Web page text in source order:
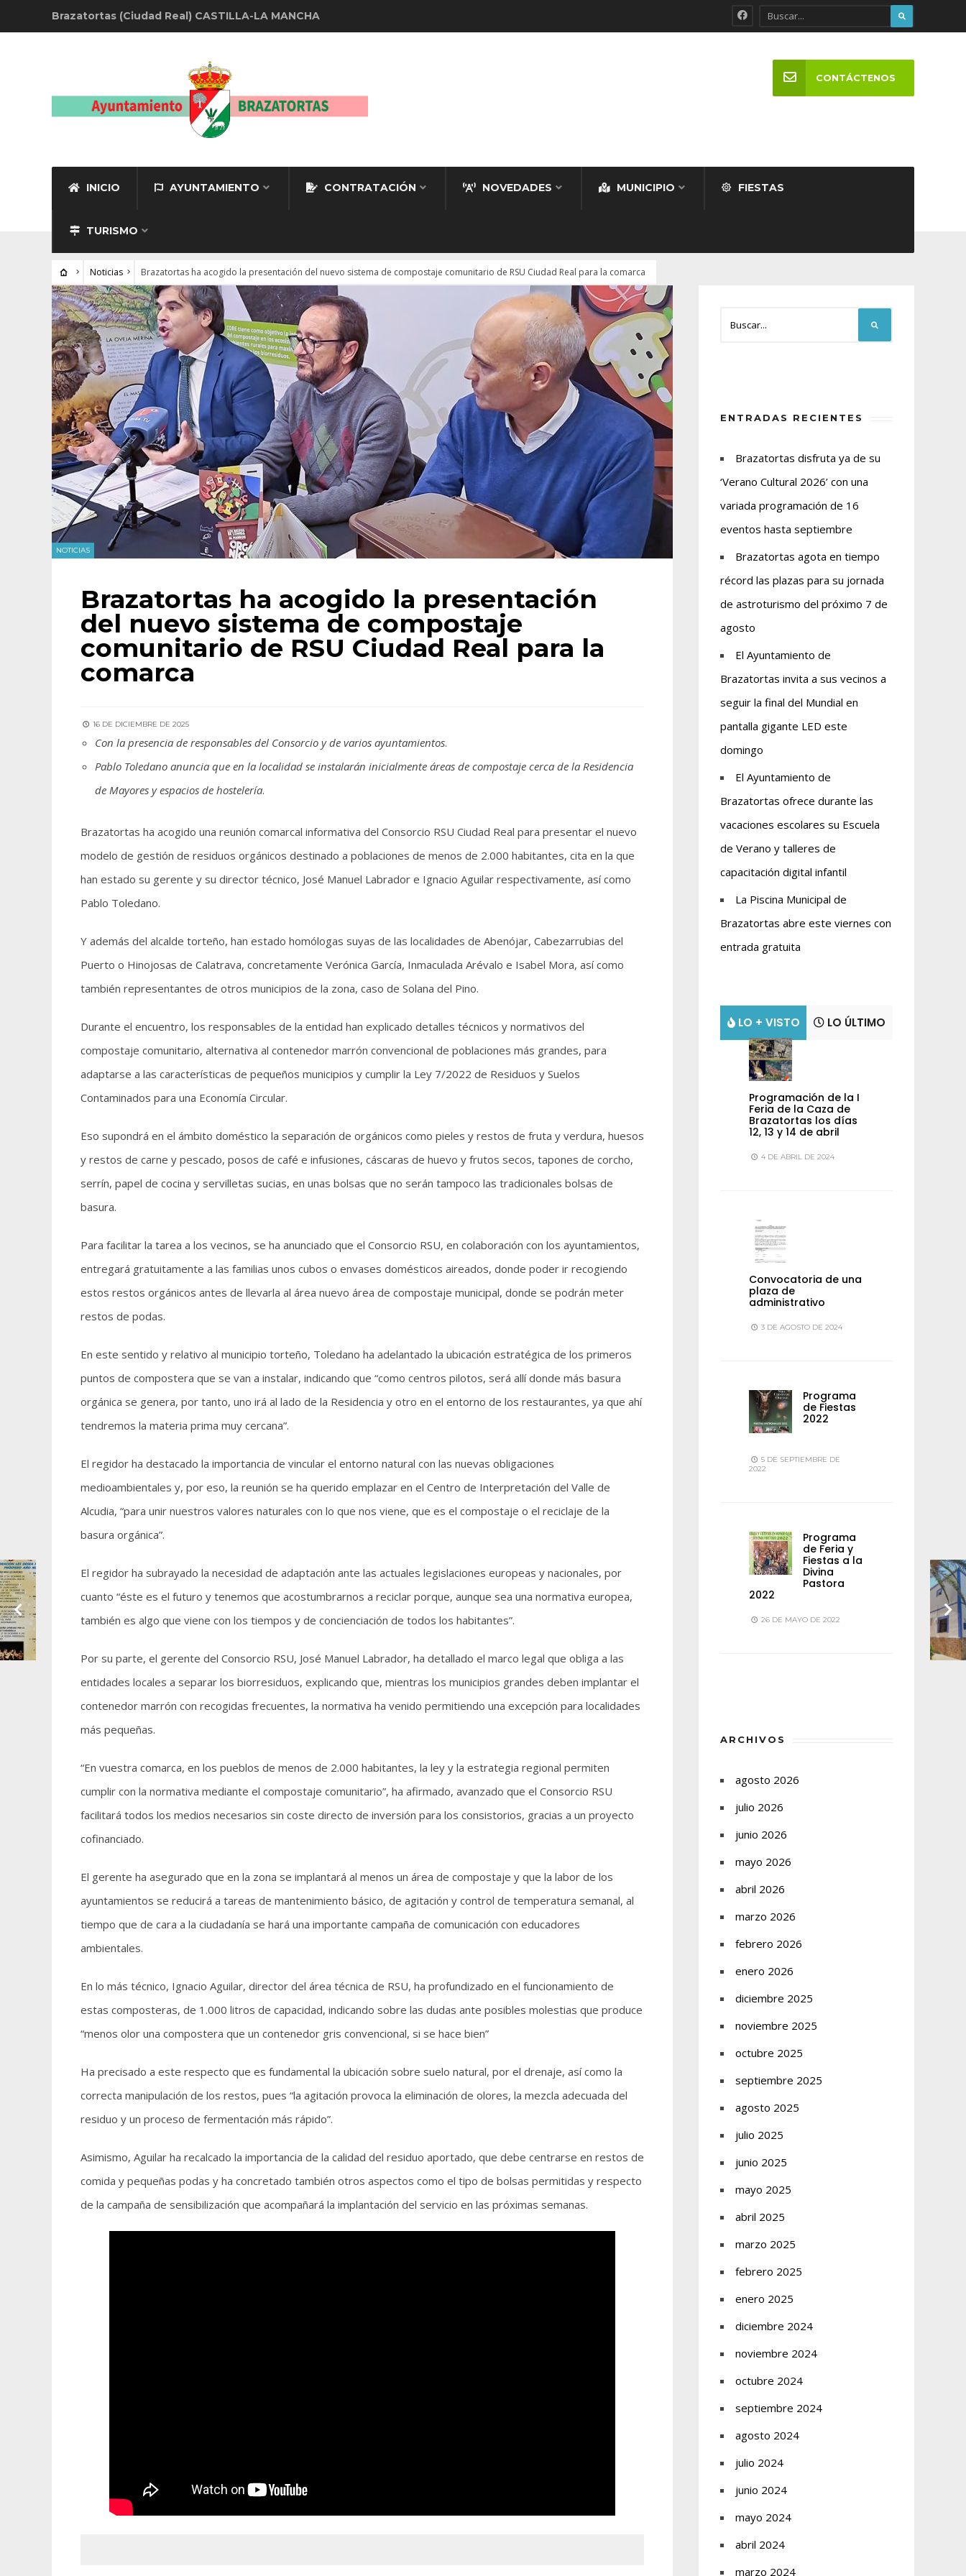
Brazatortas (Ciudad Real) CASTILLA-LA MANCHA
INICIO AYUNTAMIENTO CONTRATACIÓN NOVEDADES MUNICIPIO FIESTAS
TURISMO
CONTÁCTENOS
Noticias Brazatortas ha acogido la presentación del nuevo sistema de compostaje comunitario de RSU Ciudad Real para la comarca
NOTICIAS
Brazatortas ha acogido la presentación
del nuevo sistema de compostaje
comunitario de RSU Ciudad Real para la
comarca
16 DE DICIEMBRE DE 2025
Con la presencia de responsables del Consorcio y de varios ayuntamientos.
Pablo Toledano anuncia que en la localidad se instalarán inicialmente áreas de compostaje cerca de la Residencia
de Mayores y espacios de hostelería.
Brazatortas ha acogido una reunión comarcal informativa del Consorcio RSU Ciudad Real para presentar el nuevo
modelo de gestión de residuos orgánicos destinado a poblaciones de menos de 2.000 habitantes, cita en la que
han estado su gerente y su director técnico, José Manuel Labrador e Ignacio Aguilar respectivamente, así como
Pablo Toledano.
Y además del alcalde torteño, han estado homólogas suyas de las localidades de Abenójar, Cabezarrubias del
Puerto o Hinojosas de Calatrava, concretamente Verónica García, Inmaculada Arévalo e Isabel Mora, así como
también representantes de otros municipios de la zona, caso de Solana del Pino.
Durante el encuentro, los responsables de la entidad han explicado detalles técnicos y normativos del
compostaje comunitario, alternativa al contenedor marrón convencional de poblaciones más grandes, para
adaptarse a las características de pequeños municipios y cumplir la Ley 7/2022 de Residuos y Suelos
Contaminados para una Economía Circular.
Eso supondrá en el ámbito doméstico la separación de orgánicos como pieles y restos de fruta y verdura, huesos
y restos de carne y pescado, posos de café e infusiones, cáscaras de huevo y frutos secos, tapones de corcho,
serrín, papel de cocina y servilletas sucias, en unas bolsas que no serán tampoco las tradicionales bolsas de
basura.
Para facilitar la tarea a los vecinos, se ha anunciado que el Consorcio RSU, en colaboración con los ayuntamientos,
entregará gratuitamente a las familias unos cubos o envases domésticos aireados, donde poder ir recogiendo
estos restos orgánicos antes de llevarla al área nuevo área de compostaje municipal, donde se podrán meter
restos de podas.
En este sentido y relativo al municipio torteño, Toledano ha adelantado la ubicación estratégica de los primeros
puntos de compostera que se van a instalar, indicando que “como centros pilotos, será allí donde más basura
orgánica se genera, por tanto, uno irá al lado de la Residencia y otro en el entorno de los restaurantes, ya que ahí
tendremos la materia prima muy cercana”.
El regidor ha destacado la importancia de vincular el entorno natural con las nuevas obligaciones
medioambientales y, por eso, la reunión se ha querido emplazar en el Centro de Interpretación del Valle de
Alcudia, “para unir nuestros valores naturales con lo que nos viene, que es el compostaje o el reciclaje de la
basura orgánica”.
El regidor ha subrayado la necesidad de adaptación ante las actuales legislaciones europeas y nacionales, por
cuanto “éste es el futuro y tenemos que acostumbrarnos a reciclar porque, aunque sea una normativa europea,
también es algo que viene con los tiempos y de concienciación de todos los habitantes”.
Por su parte, el gerente del Consorcio RSU, José Manuel Labrador, ha detallado el marco legal que obliga a las
entidades locales a separar los biorresiduos, explicando que, mientras los municipios grandes deben implantar el
contenedor marrón con recogidas frecuentes, la normativa ha venido permitiendo una excepción para localidades
más pequeñas.
“En vuestra comarca, en los pueblos de menos de 2.000 habitantes, la ley y la estrategia regional permiten
cumplir con la normativa mediante el compostaje comunitario”, ha afirmado, avanzado que el Consorcio RSU
facilitará todos los medios necesarios sin coste directo de inversión para los consistorios, gracias a un proyecto
cofinanciado.
El gerente ha asegurado que en la zona se implantará al menos un área de compostaje y que la labor de los
ayuntamientos se reducirá a tareas de mantenimiento básico, de agitación y control de temperatura semanal, al
tiempo que de cara a la ciudadanía se hará una importante campaña de comunicación con educadores
ambientales.
En lo más técnico, Ignacio Aguilar, director del área técnica de RSU, ha profundizado en el funcionamiento de
estas composteras, de 1.000 litros de capacidad, indicando sobre las dudas ante posibles molestias que produce
“menos olor una compostera que un contenedor gris convencional, si se hace bien”
Ha precisado a este respecto que es fundamental la ubicación sobre suelo natural, por el drenaje, así como la
correcta manipulación de los restos, pues “la agitación provoca la eliminación de olores, la mezcla adecuada del
residuo y un proceso de fermentación más rápido”.
Asimismo, Aguilar ha recalcado la importancia de la calidad del residuo aportado, que debe centrarse en restos de
comida y pequeñas podas y ha concretado también otros aspectos como el tipo de bolsas permitidas y respecto
de la campaña de sensibilización que acompañará la implantación del servicio en las próximas semanas.
ENTRADAS RECIENTES
Brazatortas disfruta ya de su
‘Verano Cultural 2026’ con una
variada programación de 16
eventos hasta septiembre
Brazatortas agota en tiempo
récord las plazas para su jornada
de astroturismo del próximo 7 de
agosto
El Ayuntamiento de
Brazatortas invita a sus vecinos a
seguir la final del Mundial en
pantalla gigante LED este
domingo
El Ayuntamiento de
Brazatortas ofrece durante las
vacaciones escolares su Escuela
de Verano y talleres de
capacitación digital infantil
La Piscina Municipal de
Brazatortas abre este viernes con
entrada gratuita
LO + VISTO LO ÚLTIMO
Programación de la I
Feria de la Caza de
Brazatortas los días
12, 13 y 14 de abril
4 DE ABRIL DE 2024
Convocatoria de una
plaza de
administrativo
3 DE AGOSTO DE 2024
Programa
de Fiestas
2022
5 DE SEPTIEMBRE DE
2022
Programa
de Feria y
Fiestas a la
Divina
Pastora
2022
26 DE MAYO DE 2022
ARCHIVOS
agosto 2026
julio 2026
junio 2026
mayo 2026
abril 2026
marzo 2026
febrero 2026
enero 2026
diciembre 2025
noviembre 2025
octubre 2025
septiembre 2025
agosto 2025
julio 2025
junio 2025
mayo 2025
abril 2025
marzo 2025
febrero 2025
enero 2025
diciembre 2024
noviembre 2024
octubre 2024
septiembre 2024
agosto 2024
julio 2024
junio 2024
mayo 2024
abril 2024
marzo 2024